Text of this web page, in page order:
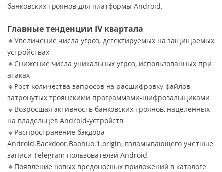
банковских троянов для платформы Android.
Главные тенденции IV квартала
🔸Увеличение числа угроз, детектируемых на защищаемых
устройствах
🔸Снижение числа уникальных угроз, использованных при
атаках
🔸Рост количества запросов на расшифровку файлов,
затронутых троянскими программами-шифровальщиками
🔸Возросшая активность банковских троянов, нацеленных
на владельцев Android-устройств
🔸Распространение бэкдора
Android.Backdoor.Baohuo.1.origin, взламывающего учетные
записи Telegram пользователей Android
🔸Появление новых вредоносных приложений в каталоге